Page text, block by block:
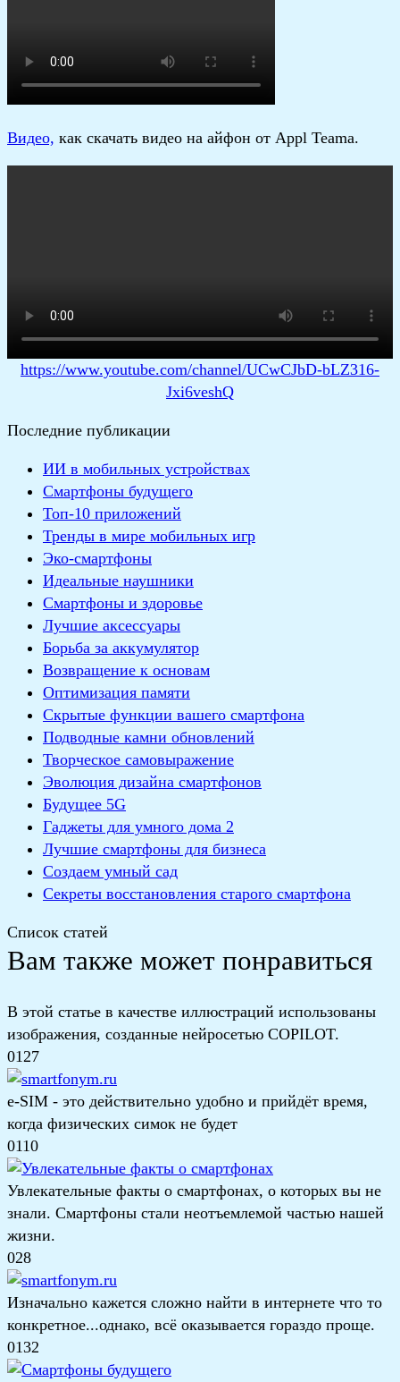
Видео, как скачать видео на айфон от Appl Teama.
https://www.youtube.com/channel/UCwCJbD-bLZ316-
Jxi6veshQ
Последние публикации
ИИ в мобильных устройствах
Смартфоны будущего
Топ-10 приложений
Тренды в мире мобильных игр
Эко-смартфоны
Идеальные наушники
Смартфоны и здоровье
Лучшие аксессуары
Борьба за аккумулятор
Возвращение к основам
Оптимизация памяти
Скрытые функции вашего смартфона
Подводные камни обновлений
Творческое самовыражение
Эволюция дизайна смартфонов
Будущее 5G
Гаджеты для умного дома 2
Лучшие смартфоны для бизнеса
Создаем умный сад
Секреты восстановления старого смартфона
Список статей
Вам также может понравиться
В этой статье в качестве иллюстраций использованы
изображения, созданные нейросетью COPILOT.
0127
e-SIM - это действительно удобно и прийдёт время,
когда физических симок не будет
0110
Увлекательные факты о смартфонах, о которых вы не
знали. Смартфоны стали неотъемлемой частью нашей
жизни.
028
Изначально кажется сложно найти в интернете что то
конкретное...однако, всё оказывается гораздо проще.
0132